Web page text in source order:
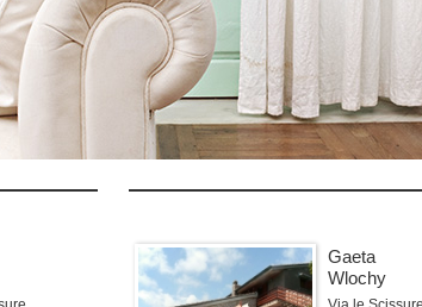
Gaeta
Wlochy